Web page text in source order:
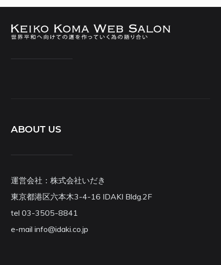
ABOUT US
運営会社：株式会社いだき
東京都港区六本木3-4-16 IDAKI Bldg.2F
tel 03-3505-8841
e-mail info@idaki.co.jp